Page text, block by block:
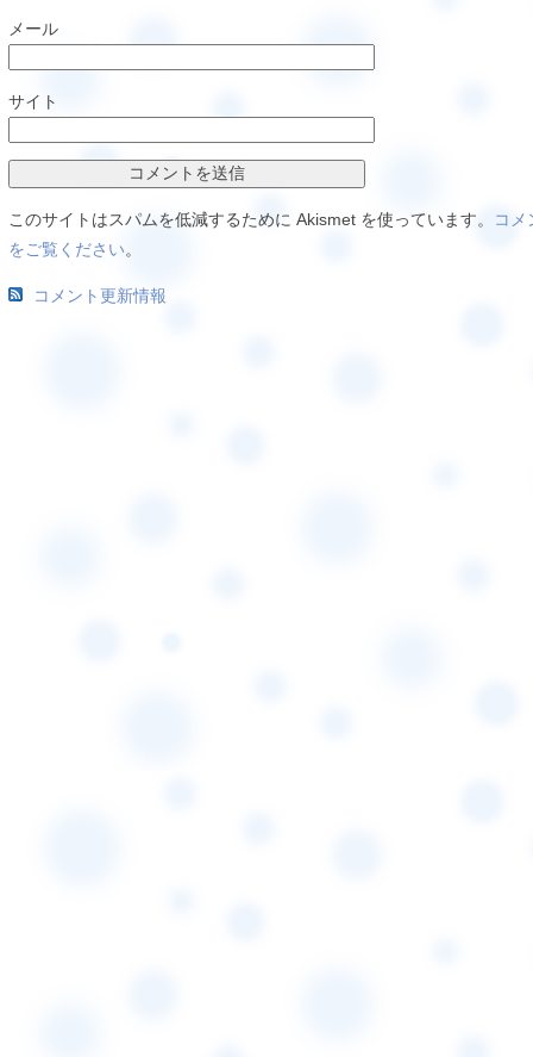
メール
サイト
このサイトはスパムを低減するために Akismet を使っています。
コメ
をご覧ください。
コメント更新情報